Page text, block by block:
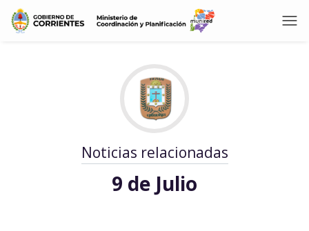
Noticias relacionadas
9 de Julio